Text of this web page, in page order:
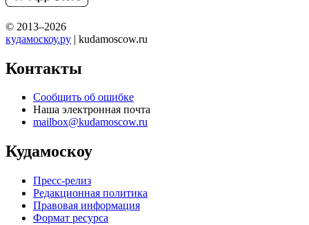
© 2013–2026
кудамоскоу.ру | kudamoscow.ru
Контакты
Сообщить об ошибке
Наша электронная почта
mailbox@kudamoscow.ru
Кудамоскоу
Пресс-релиз
Редакционная политика
Правовая информация
Формат ресурса